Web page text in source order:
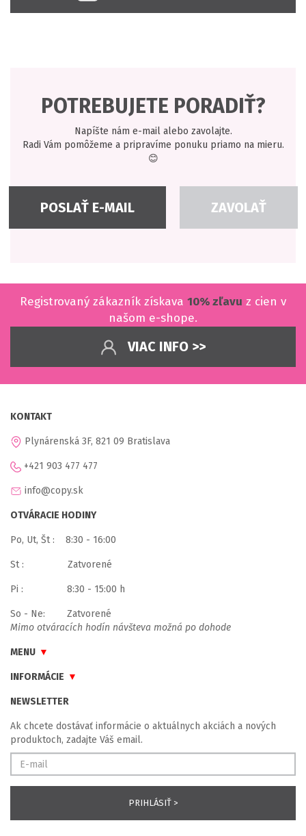
POTREBUJETE PORADIŤ?
Napíšte nám e-mail alebo zavolajte.
Radi Vám pomôžeme a pripravíme ponuku priamo na mieru.
😊
POSLAŤ E-MAIL ZAVOLAŤ
Registrovaný zákazník získava 10% zľavu z cien v
našom e-shope.
VIAC INFO >>
KONTAKT
Plynárenská 3F, 821 09 Bratislava
+421 903 477 477
info@copy.sk
OTVÁRACIE HODINY
Po, Ut, Št : 8:30 - 16:00
St : Zatvorené
Pi : 8:30 - 15:00 h
So - Ne: Zatvorené
Mimo otváracích hodín návšteva možná po dohode
MENU
INFORMÁCIE
NEWSLETTER
Ak chcete dostávať informácie o aktuálnych akciách a nových
produktoch, zadajte Váš email.